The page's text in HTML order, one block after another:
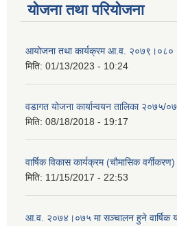
योजना तथा परियोजना
आयोजना तथा कार्यक्रम आ.व. २०७९।०८०
मिति: 01/13/2023 - 10:24
वडागत योजना कार्यान्वयन तालिका २०७५/
मिति: 08/18/2018 - 19:17
वार्षिक विकास कार्यक्रम (चौमासिक वर्गीकरण)
मिति: 11/15/2017 - 22:53
आ.व. २०७४।०७५ मा सञ्चालन हुने वार्षिक